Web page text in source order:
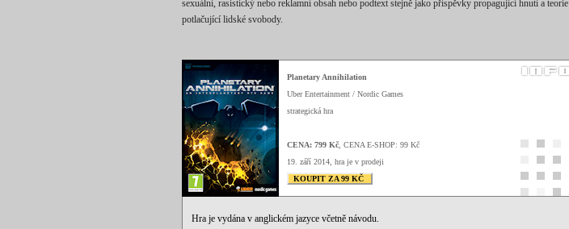
sexuální, rasistický nebo reklamní obsah nebo podtext stejně jako příspěvky propagující hnutí a teorie
potlačující lidské svobody.
Planetary Annihilation
Uber Entertainment / Nordic Games
strategická hra
CENA: 799 Kč , CENA E-SHOP: 99 Kč
19. září 2014, hra je v prodeji
KOUPIT ZA 99 KČ
Hra je vydána v anglickém jazyce včetně návodu.